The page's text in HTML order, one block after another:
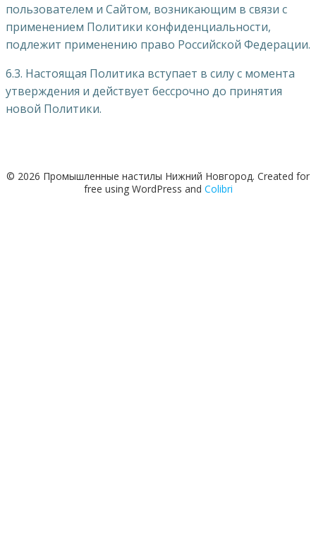
пользователем и Сайтом, возникающим в связи с
применением Политики конфиденциальности,
подлежит применению право Российской Федерации.
6.3. Настоящая Политика вступает в силу с момента
утверждения и действует бессрочно до принятия
новой Политики.
© 2026 Промышленные настилы Нижний Новгород. Created for
free using WordPress and Colibri